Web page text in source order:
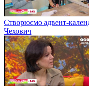
Створюємо адвент-
Чехович